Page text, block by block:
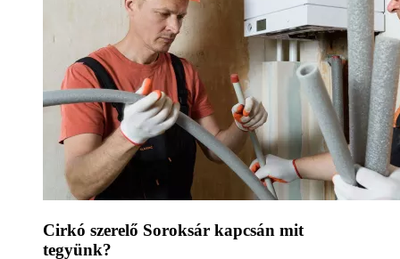
Cirkó szerelő Soroksár kapcsán mit
tegyünk?